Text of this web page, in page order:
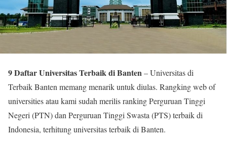
9 Daftar Universitas Terbaik di Banten– Universitas di
Terbaik Banten memang menarik untuk diulas. Rangking web of
universities atau kami sudah merilis ranking Perguruan Tinggi
Negeri (PTN) dan Perguruan Tinggi Swasta (PTS) terbaik di
Indonesia, terhitung universitas terbaik di Banten.